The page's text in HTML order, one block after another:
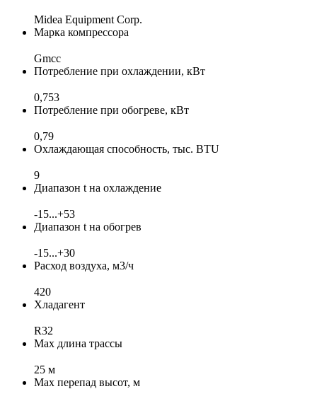
Midea Equipment Corp.
Марка компрессора
Gmcc
Потребление при охлаждении, кВт
0,753
Потребление при обогреве, кВт
0,79
Охлаждающая способность, тыс. BTU
9
Диапазон t на охлаждение
-15...+53
Диапазон t на обогрев
-15...+30
Расход воздуха, м3/ч
420
Хладагент
R32
Max длина трассы
25 м
Max перепад высот, м